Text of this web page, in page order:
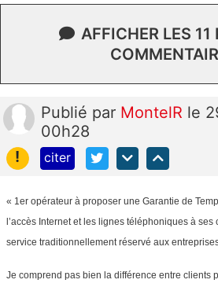
AFFICHER LES 11
Publié par MontelR le
00h28
!
citer
« 1er opérateur à proposer une Garantie de
l’accès Internet et les lignes téléphoniques à
service traditionnellement réservé aux entreprises
Je comprend pas bien la différence entre clients